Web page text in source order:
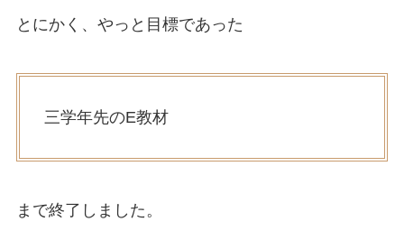
とにかく、やっと目標であった
三学年先のE教材
まで終了しました。